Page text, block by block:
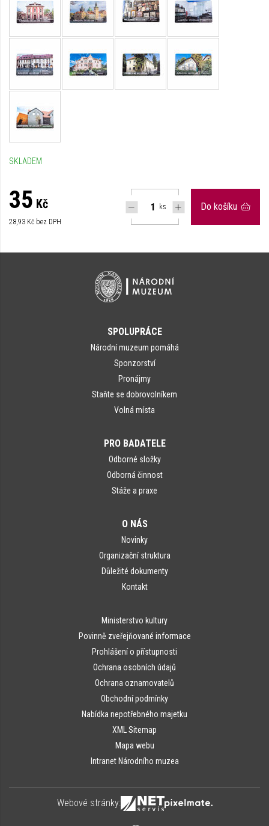
SKLADEM
35 Kč
28,93 Kč bez DPH
ks Do košíku
SPOLUPRÁCE
Národní muzeum pomáhá
Sponzorství
Pronájmy
Staňte se dobrovolníkem
Volná místa
PRO BADATELE
Odborné složky
Odborná činnost
Stáže a praxe
O NÁS
Novinky
Organizační struktura
Důležité dokumenty
Kontakt
Ministerstvo kultury
Povinně zveřejňované informace
Prohlášení o přístupnosti
Ochrana osobních údajů
Ochrana oznamovatelů
Obchodní podmínky
Nabídka nepotřebného majetku
XML Sitemap
Mapa webu
Intranet Národního muzea
Webové stránky: